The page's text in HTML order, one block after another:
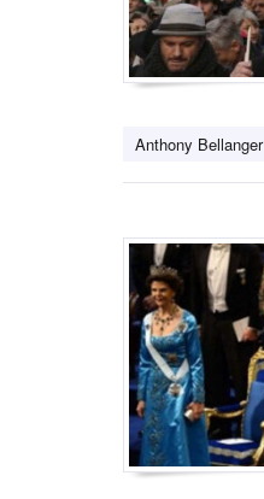
Anthony Bellanger